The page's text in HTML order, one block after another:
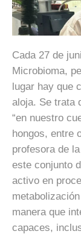
Cada 27 de
Microbioma,
lugar hay que
aloja. Se trata
“en nuestro
hongos, entre
profesora de
este conjunto
activo en
manera que
capaces,